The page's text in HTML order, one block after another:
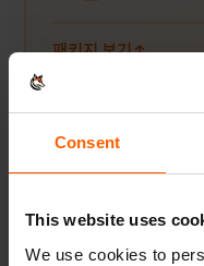
Consent
This website uses
We use cookies to
패키지 보기
스트리밍·핫스팟
동영상, 영상통화, 노
추천20 GB 이상